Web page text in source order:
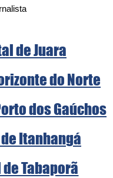
de Juara
do Norte
dos Gaúchos
Itanhangá
Tabaporã